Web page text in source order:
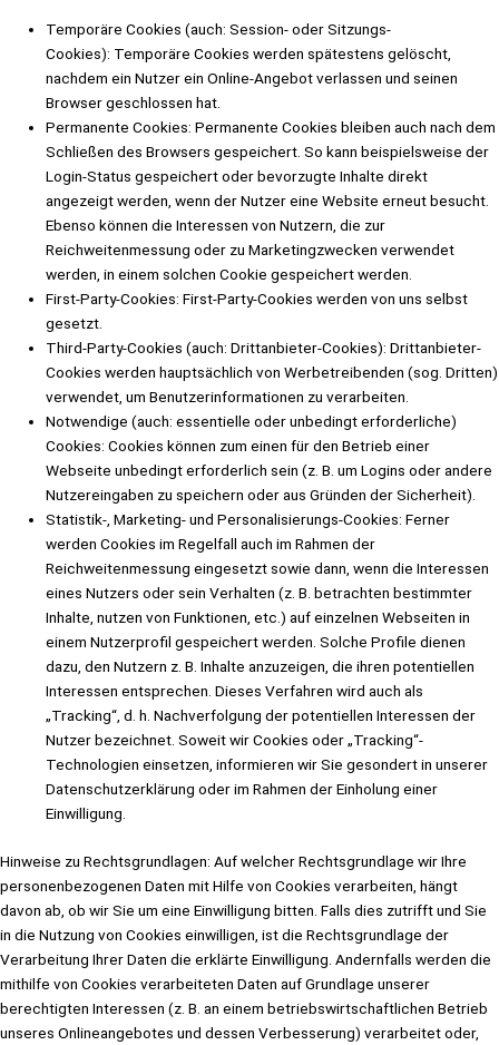
Temporäre Cookies (auch: Session- oder Sitzungs-
Cookies): Temporäre Cookies werden spätestens gelöscht,
nachdem ein Nutzer ein Online-Angebot verlassen und seinen
Browser geschlossen hat.
Permanente Cookies: Permanente Cookies bleiben auch nach dem
Schließen des Browsers gespeichert. So kann beispielsweise der
Login-Status gespeichert oder bevorzugte Inhalte direkt
angezeigt werden, wenn der Nutzer eine Website erneut besucht.
Ebenso können die Interessen von Nutzern, die zur
Reichweitenmessung oder zu Marketingzwecken verwendet
werden, in einem solchen Cookie gespeichert werden.
First-Party-Cookies: First-Party-Cookies werden von uns selbst
gesetzt.
Third-Party-Cookies (auch: Drittanbieter-Cookies): Drittanbieter-
Cookies werden hauptsächlich von Werbetreibenden (sog. Dritten)
verwendet, um Benutzerinformationen zu verarbeiten.
Notwendige (auch: essentielle oder unbedingt erforderliche)
Cookies: Cookies können zum einen für den Betrieb einer
Webseite unbedingt erforderlich sein (z. B. um Logins oder andere
Nutzereingaben zu speichern oder aus Gründen der Sicherheit).
Statistik-, Marketing- und Personalisierungs-Cookies: Ferner
werden Cookies im Regelfall auch im Rahmen der
Reichweitenmessung eingesetzt sowie dann, wenn die Interessen
eines Nutzers oder sein Verhalten (z. B. betrachten bestimmter
Inhalte, nutzen von Funktionen, etc.) auf einzelnen Webseiten in
einem Nutzerprofil gespeichert werden. Solche Profile dienen
dazu, den Nutzern z. B. Inhalte anzuzeigen, die ihren potentiellen
Interessen entsprechen. Dieses Verfahren wird auch als
„Tracking“, d. h. Nachverfolgung der potentiellen Interessen der
Nutzer bezeichnet. Soweit wir Cookies oder „Tracking“-
Technologien einsetzen, informieren wir Sie gesondert in unserer
Datenschutzerklärung oder im Rahmen der Einholung einer
Einwilligung.
Hinweise zu Rechtsgrundlagen: Auf welcher Rechtsgrundlage wir Ihre
personenbezogenen Daten mit Hilfe von Cookies verarbeiten, hängt
davon ab, ob wir Sie um eine Einwilligung bitten. Falls dies zutrifft und Sie
in die Nutzung von Cookies einwilligen, ist die Rechtsgrundlage der
Verarbeitung Ihrer Daten die erklärte Einwilligung. Andernfalls werden die
mithilfe von Cookies verarbeiteten Daten auf Grundlage unserer
berechtigten Interessen (z. B. an einem betriebswirtschaftlichen Betrieb
unseres Onlineangebotes und dessen Verbesserung) verarbeitet oder,